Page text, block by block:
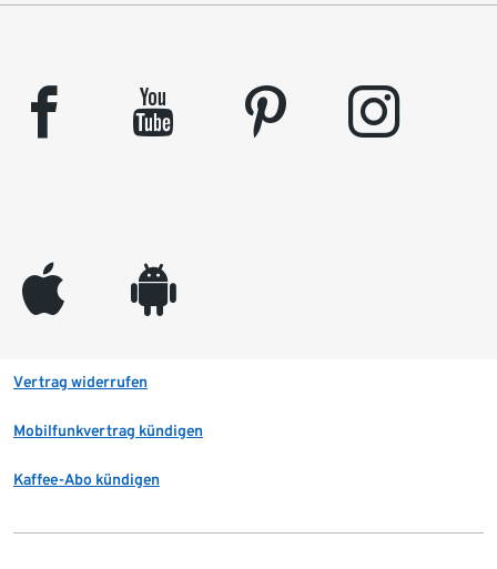
facebook youtube pinterest instagram
appleinc android
Vertrag widerrufen
Mobilfunkvertrag kündigen
Kaffee-Abo kündigen